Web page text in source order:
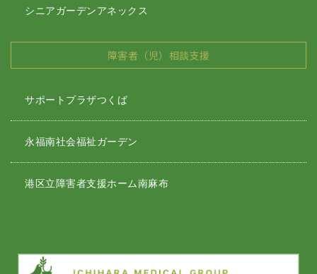
シニアガーデンアネックス
障害者（児）相談支援
サポートプラザつくば
永福南社会福祉ガーデン
港区立障害者支援ホーム南麻布